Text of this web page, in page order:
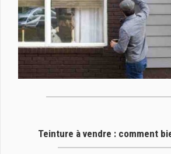
Teinture à vendre : comment